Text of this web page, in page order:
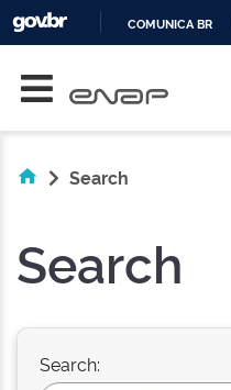
COMUNICA BR
Search
Search
Search: